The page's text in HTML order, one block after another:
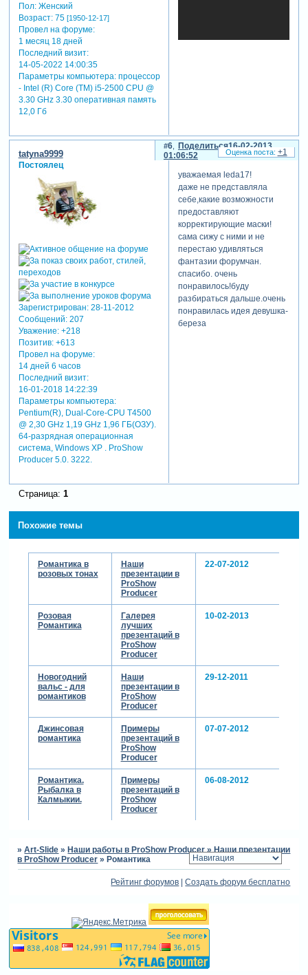
Пол:Женский
Возраст:75 [1950-12-17]
Провел на форуме:
1 месяц 18 дней
Последний визит:
14-05-2022 14:00:35
Параметры компьютера:процессор
- Intel (R) Core (TM) i5-2500 CPU @
3.30 GHz 3.30 оперативная память
12,0 Гб
Поделиться
6
16-02-2013
01:06:52
tatyna9999
Постоялец
Зарегистрирован: 28-11-2012
Сообщений:207
Уважение: +218
Позитив: +613
Провел на форуме:
14 дней 6 часов
Последний визит:
16-01-2018 14:22:39
Параметры компьютера:
Pentium(R), Dual-Core-CPU T4500
@ 2,30 GHz 1,19 GHz 1,96 ГБ(ОЗУ).
64-разрядная операционная
система, Windows XP . ProShow
Producer 5.0. 3222.
уважаемая leda17!
даже не представляла
себе,какие возможности
предоставляют
корректирующие маски!
сама сижу с ними и не
перестаю удивляться
фантазии форумчан.
спасибо. очень
понравилось!буду
разбираться дальше.очень
понравилась идея девушка-
береза
+1
Страница: 1
Похожие темы
Романтика в
розовых тонах
Наши
презентации в
ProShow
Producer
22-07-2012
Розовая
Романтика
Галерея
лучших
презентаций в
ProShow
Producer
10-02-2013
Новогодний
вальс - для
романтиков
Наши
презентации в
ProShow
Producer
29-12-2011
Джинсовая
романтика
Примеры
презентаций в
ProShow
Producer
07-07-2012
Романтика.
Рыбалка в
Калмыкии.
Примеры
презентаций в
ProShow
Producer
06-08-2012
»Art-Slide »Наши работы в ProShow Producer »Наши презентации
в ProShow Producer »Романтика
Рейтинг форумов |Создать форум бесплатно